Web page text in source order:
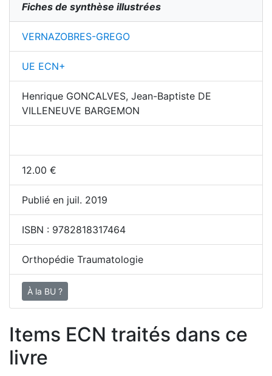
Fiches de synthèse illustrées
VERNAZOBRES-GREGO
UE ECN+
Henrique GONCALVES, Jean-Baptiste DE
VILLENEUVE BARGEMON
12.00 €
Publié en juil. 2019
ISBN : 9782818317464
Orthopédie Traumatologie
À la BU ?
Items ECN traités dans ce
livre